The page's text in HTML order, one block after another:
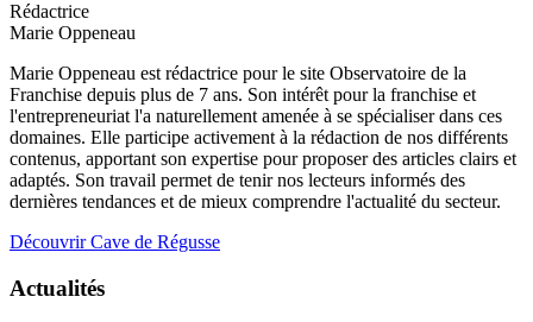
Rédactrice
Marie Oppeneau
Marie Oppeneau est rédactrice pour le site Observatoire de la
Franchise depuis plus de 7 ans. Son intérêt pour la franchise et
l'entrepreneuriat l'a naturellement amenée à se spécialiser dans ces
domaines. Elle participe activement à la rédaction de nos différents
contenus, apportant son expertise pour proposer des articles clairs et
adaptés. Son travail permet de tenir nos lecteurs informés des
dernières tendances et de mieux comprendre l'actualité du secteur.
Découvrir Cave de Régusse
Actualités